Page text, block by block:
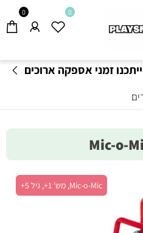
זמני אספקה ארוכים
0 0
Mic-o-Mic, מש' 1+, גיל 5+